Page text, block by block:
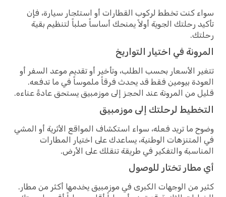
سواء كنت تخطط لركوب القطارات أو استئجار سيارة، فإن
تأكيد رحلتك الجوية أولاً يمنحك أساساً صلباً لتنظيم بقية
رحلتك.
المرونة في اختيار التواريخ
تتغير الأسعار بحسب الطلب، وتأخير أو تقديم موعد السفر أو
العودة بيومين فقط قد يحدث فرقاً ملموساً في ما تدفعه.
قليل من المرونة عند الحجز إلى موزمبيق يستحق عادةً عناءه.
التخطيط لرحلتك إلى موزمبيق
وضوح ما تريد فعله، سواء استكشاف المواقع الأثرية أو المشي
في المتنزهات الوطنية، يساعدك على اختيار المطارات
المناسبة والتفكير في طريقة تنقلك على الأرض.
أي مطار تختار للوصول
كثير من الوجهات الكبرى في موزمبيق يخدمها أكثر من مطار.